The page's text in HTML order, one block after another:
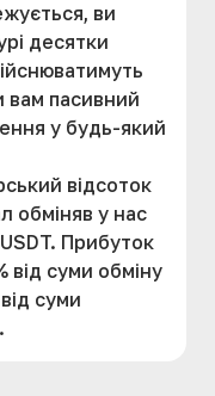
ви
десятки
вам пасивний
у будь-який
відсоток
обміняв у нас
Прибуток
від суми обміну
суми